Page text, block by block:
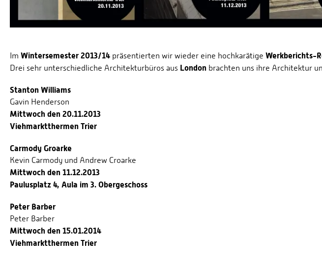
Im Wintersemester 2013/14 präsentierten wir wieder eine hochkarätige Werkberichts-
Drei sehr unterschiedliche Architekturbüros aus London brachten uns ihre Architektur
Stanton Williams
Gavin Henderson
Mittwoch den 20.11.2013
Viehmarktthermen Trier
Carmody Groarke
Kevin Carmody und Andrew Croarke
Mittwoch den 11.12.2013
Paulusplatz 4, Aula im 3. Obergeschoss
Peter Barber
Peter Barber
Mittwoch den 15.01.2014
Viehmarktthermen Trier